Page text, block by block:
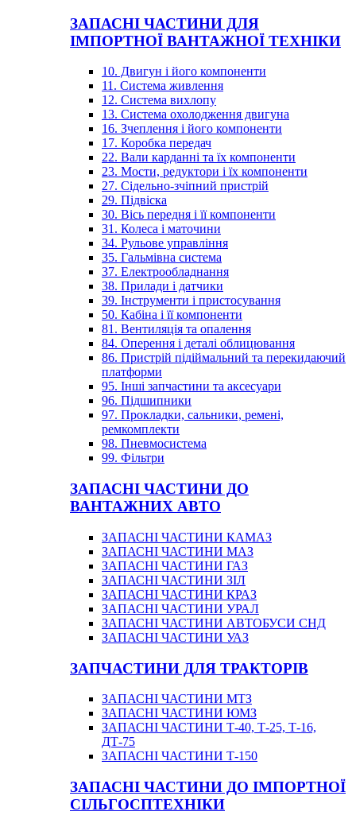
ЗАПАСНІ ЧАСТИНИ ДЛЯ
ІМПОРТНОЇ ВАНТАЖНОЇ ТЕХНІКИ
10. Двигун і його компоненти
11. Система живлення
12. Система вихлопу
13. Система охолодження двигуна
16. Зчеплення і його компоненти
17. Коробка передач
22. Вали карданні та їх компоненти
23. Мости, редуктори і їх компоненти
27. Сідельно-зчіпний пристрій
29. Підвіска
30. Вісь передня і її компоненти
31. Колеса і маточини
34. Рульове управління
35. Гальмівна система
37. Електрообладнання
38. Прилади і датчики
39. Інструменти і пристосування
50. Кабіна і її компоненти
81. Вентиляція та опалення
84. Оперення і деталі облицювання
86. Пристрій підіймальний та перекидаючий
платформи
95. Інші запчастини та аксесуари
96. Підшипники
97. Прокладки, сальники, ремені,
ремкомплекти
98. Пневмосистема
99. Фільтри
ЗАПАСНІ ЧАСТИНИ ДО
ВАНТАЖНИХ АВТО
ЗАПАСНІ ЧАСТИНИ КАМАЗ
ЗАПАСНІ ЧАСТИНИ МАЗ
ЗАПАСНІ ЧАСТИНИ ГАЗ
ЗАПАСНІ ЧАСТИНИ ЗІЛ
ЗАПАСНІ ЧАСТИНИ КРАЗ
ЗАПАСНІ ЧАСТИНИ УРАЛ
ЗАПАСНІ ЧАСТИНИ АВТОБУСИ СНД
ЗАПАСНІ ЧАСТИНИ УАЗ
ЗАПЧАСТИНИ ДЛЯ ТРАКТОРІВ
ЗАПАСНІ ЧАСТИНИ МТЗ
ЗАПАСНІ ЧАСТИНИ ЮМЗ
ЗАПАСНІ ЧАСТИНИ Т-40, Т-25, Т-16,
ДТ-75
ЗАПАСНІ ЧАСТИНИ Т-150
ЗАПАСНІ ЧАСТИНИ ДО ІМПОРТНОЇ
СІЛЬГОСПТЕХНІКИ